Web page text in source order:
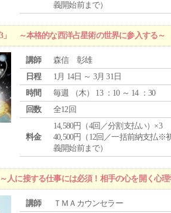
義開始前まで）
」 ～本格的な西洋占星術の世界に参入する～
講師
森信 彰雄
日程
1月 14日 ～ 3月 31日
時間
毎週 （木） 13 ：10 ～ 14 ：30
回数
全12回
料金
14,580円（4回／分割支払い）×3
40,500円（12回／一括前納支払※
義開始前まで）
人に接する仕事には必須！相手の心を開く心理
講師
ＴＭＡカウンセラー